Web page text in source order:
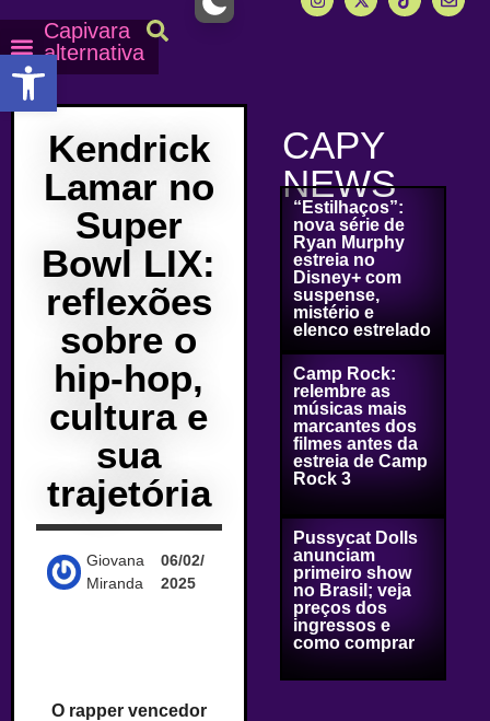
Capivara
alternativa
Kendrick
Lamar no
Super
Bowl LIX:
reflexões
sobre o
hip-hop,
cultura e
sua
trajetória
Giovana
Miranda
06/02/
2025
O rapper vencedor
CAPY
NEWS
“Estilhaços”:
nova série de
Ryan Murphy
estreia no
Disney+ com
suspense,
mistério e
elenco estrelado
Camp Rock:
relembre as
músicas mais
marcantes dos
filmes antes da
estreia de Camp
Rock 3
Pussycat Dolls
anunciam
primeiro show
no Brasil; veja
preços dos
ingressos e
como comprar
Abrir a barra de ferramentas